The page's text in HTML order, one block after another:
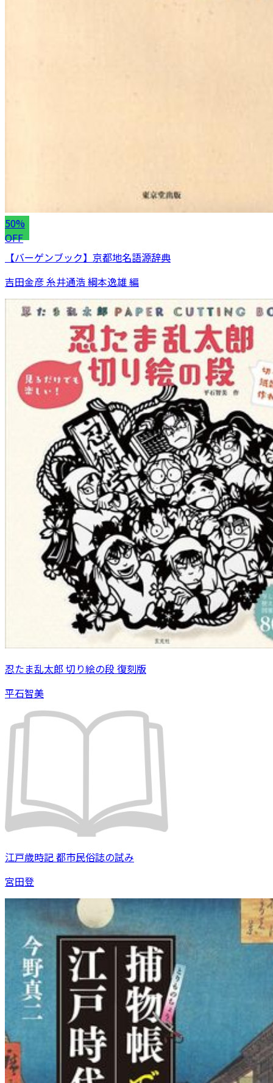
50%
OFF
【バーゲンブック】京都地名語源辞典
吉田金彦 糸井通浩 綱本逸雄 編
忍たま乱太郎 切り絵の段 復刻版
平石智美
江戸歳時記 都市民俗誌の試み
宮田登